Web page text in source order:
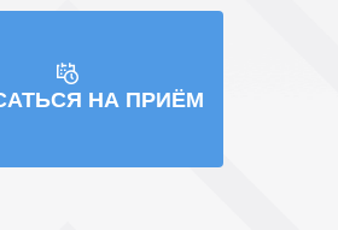
НА ПРИЁМ